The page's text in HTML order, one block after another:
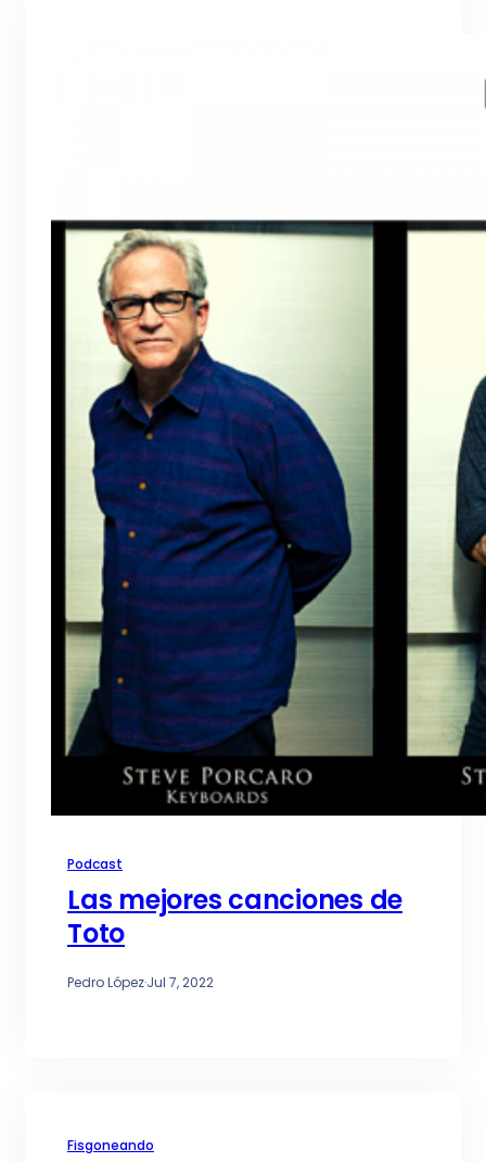
Podcast
Las mejores canciones de
Toto
Pedro López·Jul 7, 2022
Fisgoneando